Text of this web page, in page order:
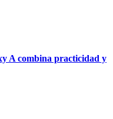
A combina practicidad y